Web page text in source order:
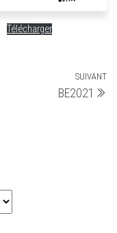
Télécharger
SUIVANT
BE2021